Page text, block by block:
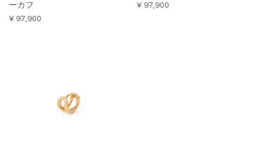
ーカフ
¥ 97,900
¥ 97,900